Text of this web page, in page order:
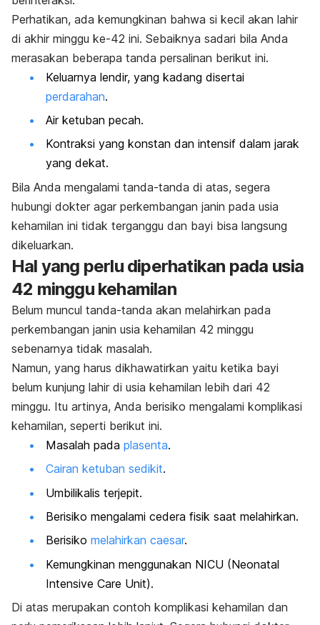
Perhatikan, ada kemungkinan bahwa si kecil akan lahir
di akhir minggu ke-42 ini. Sebaiknya sadari bila Anda
merasakan beberapa tanda persalinan berikut ini.
Keluarnya lendir, yang kadang disertai
perdarahan.
Air ketuban pecah.
Kontraksi yang konstan dan intensif dalam jarak
yang dekat.
Bila Anda mengalami tanda-tanda di atas, segera
hubungi dokter agar perkembangan janin pada usia
kehamilan ini tidak terganggu dan bayi bisa langsung
dikeluarkan.
Hal yang perlu diperhatikan pada usia
42 minggu kehamilan
Belum muncul tanda-tanda akan melahirkan pada
perkembangan janin usia kehamilan 42 minggu
sebenarnya tidak masalah.
Namun, yang harus dikhawatirkan yaitu ketika bayi
belum kunjung lahir di usia kehamilan lebih dari 42
minggu. Itu artinya, Anda berisiko mengalami komplikasi
kehamilan, seperti berikut ini.
Masalah pada plasenta.
Cairan ketuban sedikit.
Umbilikalis terjepit.
Berisiko mengalami cedera fisik saat melahirkan.
Berisiko melahirkan caesar.
Kemungkinan menggunakan NICU (Neonatal
Intensive Care Unit).
Di atas merupakan contoh komplikasi kehamilan dan